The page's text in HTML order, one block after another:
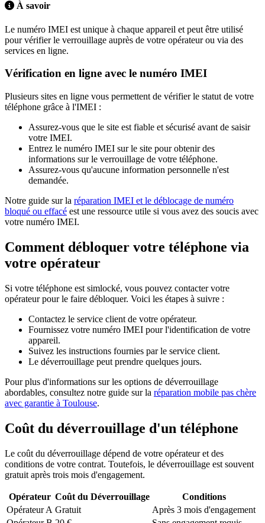
À savoir
Le numéro IMEI est unique à chaque appareil et peut être utilisé
pour vérifier le verrouillage auprès de votre opérateur ou via des
services en ligne.
Vérification en ligne avec le numéro IMEI
Plusieurs sites en ligne vous permettent de vérifier le statut de votre
téléphone grâce à l'IMEI :
Assurez-vous que le site est fiable et sécurisé avant de saisir
votre IMEI.
Entrez le numéro IMEI sur le site pour obtenir des
informations sur le verrouillage de votre téléphone.
Assurez-vous qu'aucune information personnelle n'est
demandée.
Notre guide sur la réparation IMEI et le déblocage de numéro
bloqué ou effacé est une ressource utile si vous avez des soucis avec
votre numéro IMEI.
Comment débloquer votre téléphone via
votre opérateur
Si votre téléphone est simlocké, vous pouvez contacter votre
opérateur pour le faire débloquer. Voici les étapes à suivre :
Contactez le service client de votre opérateur.
Fournissez votre numéro IMEI pour l'identification de votre
appareil.
Suivez les instructions fournies par le service client.
Le déverrouillage peut prendre quelques jours.
Pour plus d'informations sur les options de déverrouillage
abordables, consultez notre guide sur la réparation mobile pas chère
avec garantie à Toulouse.
Coût du déverrouillage d'un téléphone
Le coût du déverrouillage dépend de votre opérateur et des
conditions de votre contrat. Toutefois, le déverrouillage est souvent
gratuit après trois mois d'engagement.
Opérateur Coût du Déverrouillage
Conditions
Opérateur A Gratuit
Après 3 mois d'engagement